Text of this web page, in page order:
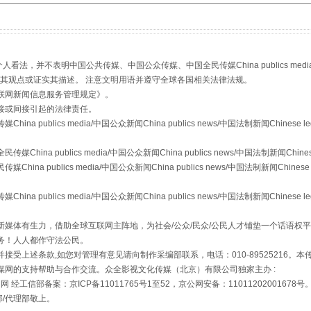
看法，并不表明中国公共传媒、中国公众传媒、中国全民传媒China publics
点或证实其描述。 注意文明用语并遵守全球各国相关法律法规。
网新闻信息服务管理规定》。
间接引起的法律责任。
媒China publics media/中国公众新闻China publics news/中国法制新闻Chinese
民传媒China publics media/中国公众新闻China publics news/中国法制新闻
传媒China publics media/中国公众新闻China publics news/中国法制新闻
媒China publics media/中国公众新闻China publics news/中国法制新闻Chinese
体有生力，借助全球互联网主阵地，为社会/公众/民众/公民人才铺垫一个话语权
人人都作守法公民。
受上述条款,如您对管理有意见请向制作采编部联系，电话：010-89525216。本
的支持帮助与合作交流。众全影视文化传媒（北京）有限公司独家主办 :
经工信部备案：京ICP备11011765号1至52，京公网安备：11011202001678号
理部敬上。